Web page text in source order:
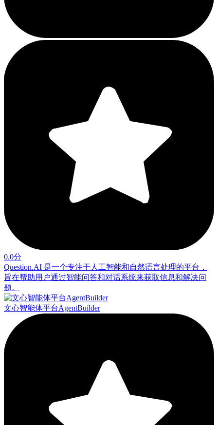
0.0分
Question.AI 是一个专注于人工智能和自然语言处理的平台，
旨在帮助用户通过智能问答和对话系统来获取信息和解决问
题。
文心智能体平台AgentBuilder